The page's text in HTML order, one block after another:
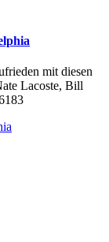
mit diesen
Lacoste, Bill